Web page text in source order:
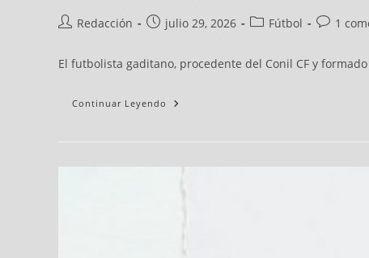
Redacción julio 29, 2026 Fútbol 1
El futbolista gaditano, procedente del Conil CF y
Continuar Leyendo